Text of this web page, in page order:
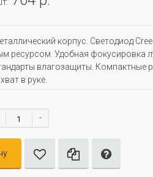
корпус. Светодиод Cree
ресурсом. Удобная фокусировка
влагозащиты. Компактные
в руке.
-